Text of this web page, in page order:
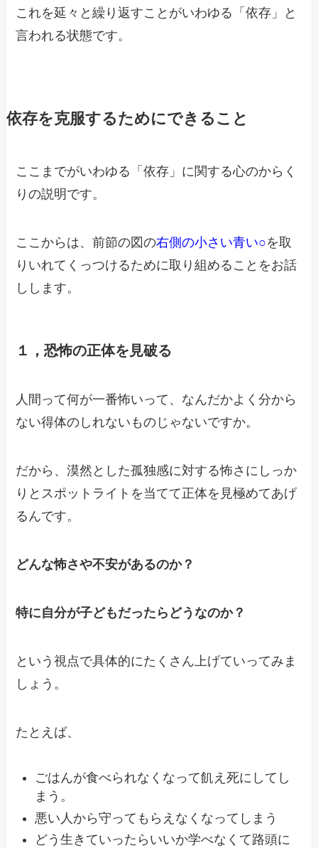
これを延々と繰り返すことがいわゆる「依存」と
言われる状態です。
依存を克服するためにできること
ここまでがいわゆる「依存」に関する心のからく
りの説明です。
ここからは、前節の図の右側の小さい青い○を取
りいれて くっつけるために取り組めることをお話
しします。
１，恐怖の正体を見破る
人間って何が一番怖いって、なんだかよく分から
ない得体のしれないものじゃないですか。
だから、漠然とした孤独感に対する怖さに しっか
りとスポットライトを当てて正体を見極めてあげ
るんです。
どんな怖さや不安があるのか？
特に自分が子どもだったらどうなのか？
という視点で具体的にたくさん上げていってみま
しょう。
たとえば、
ごはんが食べられなくなって飢え死にしてし
まう。
悪い人から守ってもらえなくなってしまう
どう生きていったらいいか学べなくて路頭に